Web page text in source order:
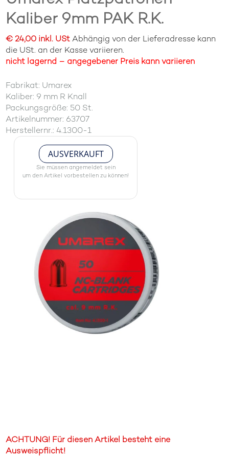
Kaliber 9mm PAK R.K.
€ 24,00 inkl. UStAbhängig von der Lieferadresse kann
die USt. an der Kasse variieren.
nicht lagernd – angegebener Preis kann variieren
Fabrikat: Umarex
Kaliber: 9 mm R Knall
Packungsgröße: 50 St.
Artikelnummer: 63707
Herstellernr.: 4.1300-1
AUSVERKAUFT
Sie müssen angemeldet sein
um den Artikel vorbestellen zu können!
ACHTUNG! Für diesen Artikel besteht eine
Ausweispflicht!